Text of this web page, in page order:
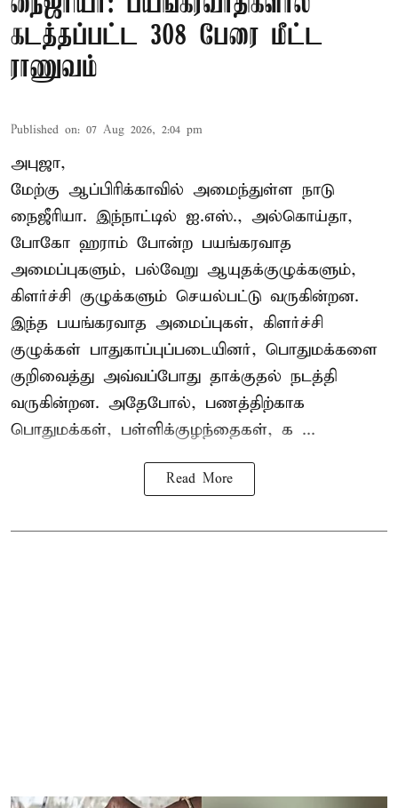
கடத்தப்பட்ட 308 பேரை மீட்ட
ராணுவம்
Published on: 07 Aug 2026, 2:04 pm
அபுஜா,
மேற்கு ஆப்பிரிக்காவில் அமைந்துள்ள நாடு
நைஜீரியா. இந்நாட்டில் ஐ.எஸ்., அல்கொய்தா,
போகோ ஹராம் போன்ற பயங்கரவாத
அமைப்புகளும், பல்வேறு ஆயுதக்குழுக்களும்,
கிளர்ச்சி குழுக்களும் செயல்பட்டு வருகின்றன.
இந்த பயங்கரவாத அமைப்புகள், கிளர்ச்சி
குழுக்கள் பாதுகாப்புப்படையினர், பொதுமக்களை
குறிவைத்து அவ்வப்போது தாக்குதல் நடத்தி
வருகின்றன. அதேபோல், பணத்திற்காக
பொதுமக்கள், பள்ளிக்குழந்தைகள், க ...
Read More